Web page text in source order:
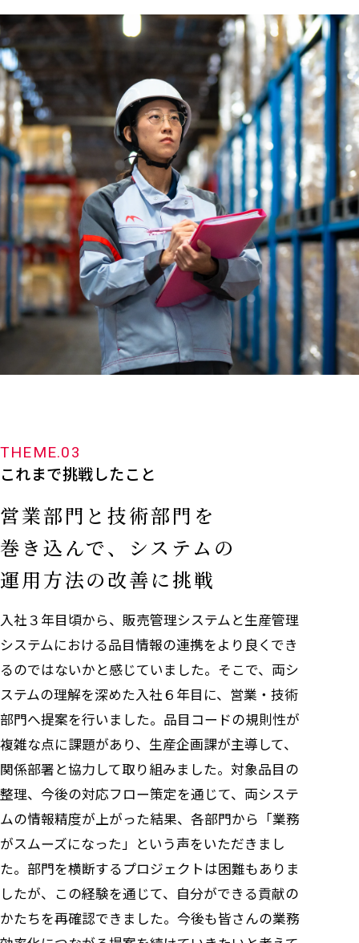
THEME.03
これまで挑戦したこと
営業部門と技術部門を
巻き込んで、 システムの
運用方法の改善に挑戦
入社３年目頃から、販売管理システムと生産管理
システムにおける品目情報の連携をより良くでき
るのではないかと感じていました。そこで、両シ
ステムの理解を深めた入社６年目に、営業・技術
部門へ提案を行いました。品目コードの規則性が
複雑な点に課題があり、生産企画課が主導して、
関係部署と協力して取り組みました。対象品目の
整理、今後の対応フロー策定を通じて、両システ
ムの情報精度が上がった結果、各部門から「業務
がスムーズになった」という声をいただきまし
た。部門を横断するプロジェクトは困難もありま
したが、この経験を通じて、自分ができる貢献の
かたちを再確認できました。今後も皆さんの業務